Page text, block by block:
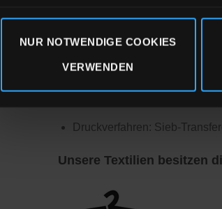
NUR NOTWENDIGE COOKIES
VERWENDEN
Details
gerauhte Sweatware
Druckverfahren: Sieb-
Unsere Textilien besitzen